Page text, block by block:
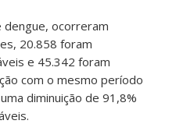
dengue, ocorreram
20.858 foram
e 45.342 foram
com o mesmo período
diminuição de 91,8%